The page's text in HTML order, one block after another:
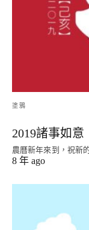
塗鴉
2019諸事如意
農曆新年來到，祝新
8 年 ago